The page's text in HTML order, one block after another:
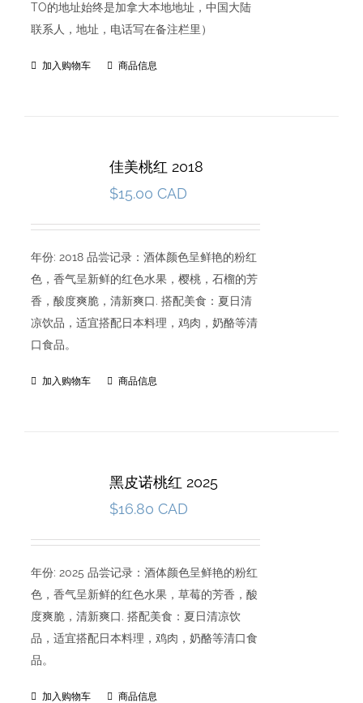
TO的地址始终是加拿大本地地址，中国大陆
联系人，地址，电话写在备注栏里）
加入购物车 商品信息
佳美桃红 2018
$15.00 CAD
年份: 2018 品尝记录：酒体颜色呈鲜艳的粉红
色，香气呈新鲜的红色水果，樱桃，石榴的芳
香，酸度爽脆，清新爽口. 搭配美食：夏日清
凉饮品，适宜搭配日本料理，鸡肉，奶酪等清
口食品。
加入购物车 商品信息
黑皮诺桃红 2025
$16.80 CAD
年份: 2025 品尝记录：酒体颜色呈鲜艳的粉红
色，香气呈新鲜的红色水果，草莓的芳香，酸
度爽脆，清新爽口. 搭配美食：夏日清凉饮
品，适宜搭配日本料理，鸡肉，奶酪等清口食
品。
加入购物车 商品信息